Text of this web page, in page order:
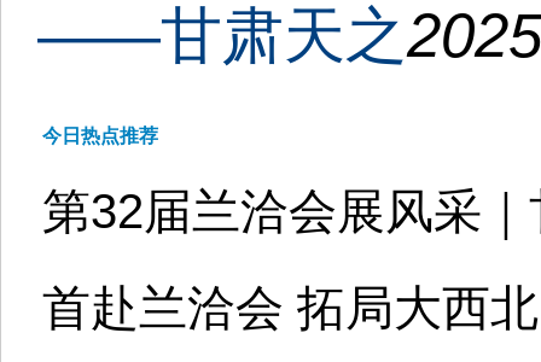
——甘肃天之
今日热点推荐
第32届兰洽会展风采
首赴兰洽会 拓局大西